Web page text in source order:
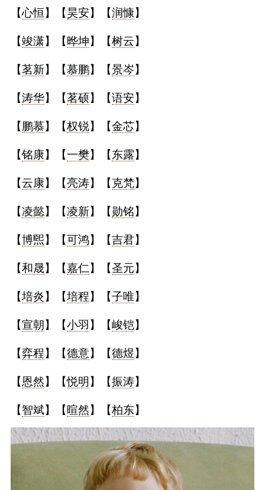
【心恒】【昊安】【润慷】
【竣潇】【 晔坤】【树云】
【茗新】【慕鹏】【景岑】
【涛华】【茗硕 】【语安】
【鹏慕】【权锐】【金芯】
【铭康】【一樊】【东露】
【云康】【亮涛】【克梵】
【凌懿】【凌新】【勋铭】
【博煕】【可鸿】【吉君】
【和晟】【嘉仁】【圣元】
【培炎】【培程】【子唯】
【宣朝 】【小羽 】【峻铠】
【弈程】【德意】【德煜】
【恩然】【悦明 】【振涛】
【智斌】【 暄然】【柏东】